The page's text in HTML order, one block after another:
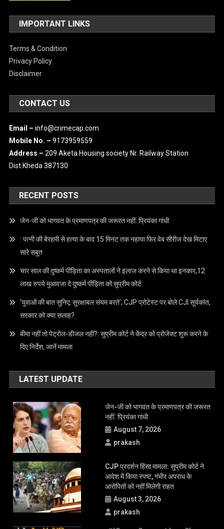
IMPORTANT LINKS
Terms & Condition
Privacy Policy
Disclaimer
CONTACT US
Email –info@crimecap.com
Mobile No. – 9173959559
Address –209 Aketa Housing society Nr. Railway Station
Dist.Kheda 387130
RECENT POSTS
जेन-जी को भागवत के प्रमाणपत्र की जरूरत नहीं: प्रियंका गांधी
: पत्नी की बेरहमी से हत्या के बाद 15 मिनट तक नहाया फिर वेब सीरीज देख मिटाए
सारे सबूत
चार साल की दुष्कर्म पीड़िता का अस्पतालों ने इलाज करने से किया था इनकार,12
लाख रुपये मुआवजा दे दुष्कर्म पीड़िता को:सुप्रीम कोर्ट
‘युवाओं की बात सुनिए, सुरक्षाबल संयम बरते’; CJP प्रोटेस्ट पर बोले CJI सूर्यकांत,
सरकार को क्या सलाह?
बीमा नहीं तो पेट्रोल-डीजल नहीं?: सुप्रीम कोर्ट ने केंद्र को प्रोजेक्ट शुरू करने के
दिए निर्देश, जानें मामला
LATEST UPDATE
जेन-जी को भागवत के प्रमाणपत्र की जरूरत
नहीं: प्रियंका गांधी
August 7, 2026
prakash
CJP प्रदर्शन हिंसा मामला: सुप्रीम कोर्ट ने
आदेश में किया स्पष्ट, गंभीर अपराध के
आरोपितों को नहीं मिलेगी राहत
August 3, 2026
prakash